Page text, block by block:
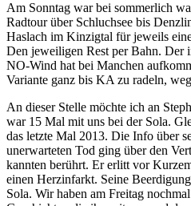
Am Sonntag war bei sommerlich
Radtour über Schluchsee bis
Haslach im Kinzigtal für jeweils
Den jeweiligen Rest per Bahn. Der
NO-Wind hat bei Manchen
Variante ganz bis KA zu radeln,
An dieser Stelle möchte ich an
war 15 Mal mit uns bei der Sola.
das letzte Mal 2013. Die Info über
unerwarteten Tod ging über den
kannten berührt. Er erlitt vor
einen Herzinfarkt. Seine
Sola. Wir haben am Freitag